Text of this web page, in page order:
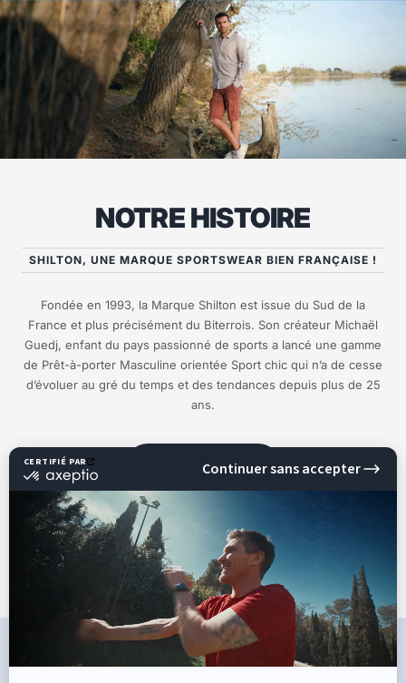
NOTRE HISTOIRE
SHILTON, UNE MARQUE SPORTSWEAR BIEN FRANÇAISE !
Fondée en 1993, la Marque Shilton est issue du Sud de la
France et plus précisément du Biterrois. Son créateur Michaël
Guedj, enfant du pays passionné de sports a lancé une gamme
de Prêt-à-porter Masculine orientée Sport chic qui n’a de cesse
d’évoluer au gré du temps et des tendances depuis plus de 25
ans.
EN SAVOIR PLUS
CE QU'ILS DISENT DE NOUS